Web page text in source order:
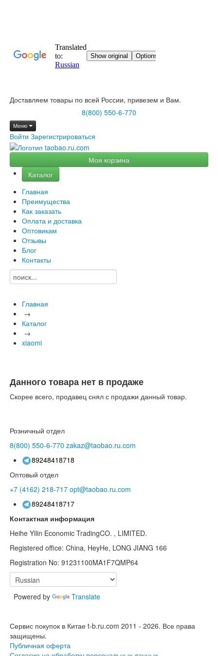
Доставляем товары по всей России, привезем и Вам.
8(800) 550-6-770
Меню
Войти Зарегистрироваться
Моя корзина
Каталог
Главная
Преимущества
Как заказать
Оплата и доставка
Оптовикам
Отзывы
Блог
Контакты
Главная
→
Каталог
→
xiaomi
Данного товара нет в продаже
Скорее всего, продавец снял с продажи данный товар.
Розничный отдел
8(800) 550-6-770 zakaz@taobao.ru.com
89248418718
Оптовый отдел
+7 (4162) 218-717 opt@taobao.ru.com
89248418717
Контактная информация
Heihe Yilin Economic TradingCO. , LIMITED.
Registered office: China, HeyHe, LONG JIANG 166
Registration No: 91231100MA1F7QMP64
Powered by Translate
Сервис покупок в Китае t-b.ru.com 2011 - 2026. Все права
защищены.
Публичная оферта